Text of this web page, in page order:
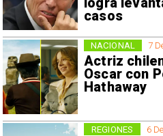
logra
casos
7
Actriz
Oscar con
Hathaway
NACIONAL
6
REGIONES